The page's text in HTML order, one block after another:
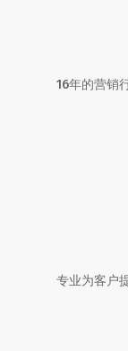
16年的营销
专业为客户